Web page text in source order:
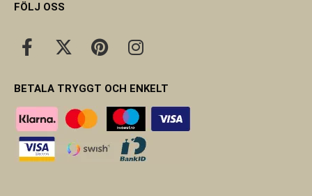
FÖLJ OSS
BETALA TRYGGT OCH ENKELT